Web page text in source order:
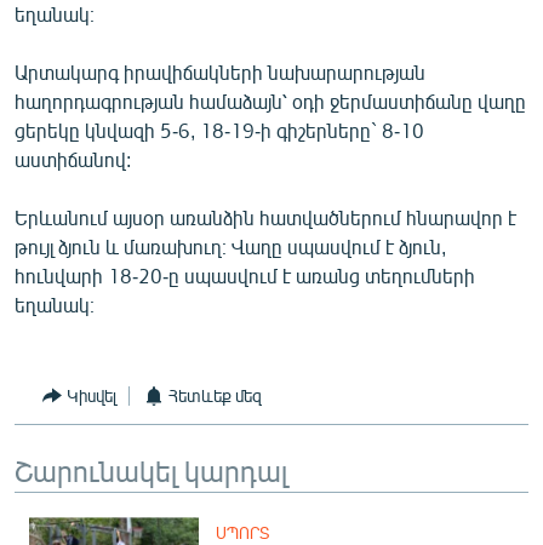
ԲԱՆԱՎԵՃ
ՁԳՏԵԼՈՎ ԼԱՎԱԳՈՒՅՆԻՆ
ՓՈԴՔԱՍԹ
Հայերեն
English
Русский
«Ազատության» բոլոր կայքերը
եղանակ։
Արտակարգ իրավիճակների նախարարության
հաղորդագրության համաձայն՝ օդի ջերմաստիճանը վաղը
ցերեկը կնվազի 5-6, 18-19-ի գիշերները` 8-10
աստիճանով:
Երևանում այսօր առանձին հատվածներում հնարավոր է
թույլ ձյուն և մառախուղ։ Վաղը սպասվում է ձյուն,
հունվարի 18-20-ը սպասվում է առանց տեղումների
եղանակ։
Կիսվել Հետևեք մեզ
Շարունակել կարդալ
ՍՊՈՐՏ